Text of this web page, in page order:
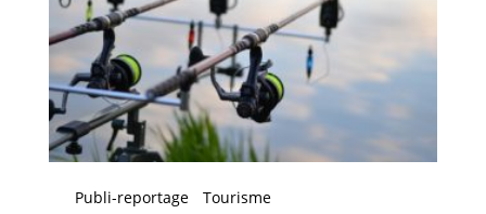
Publi-reportage Tourisme